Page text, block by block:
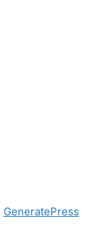
GeneratePress